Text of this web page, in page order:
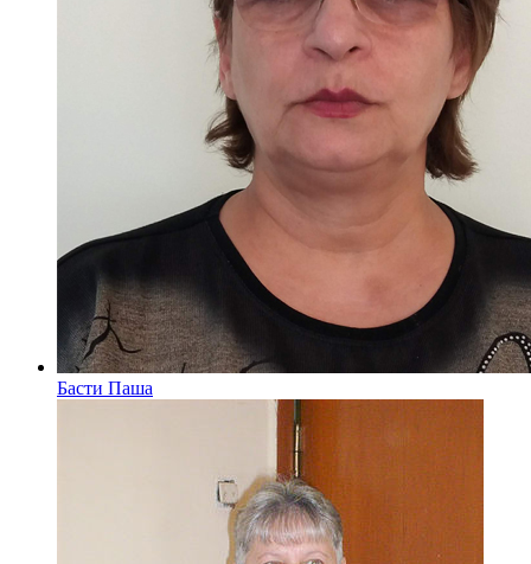
Басти Паша